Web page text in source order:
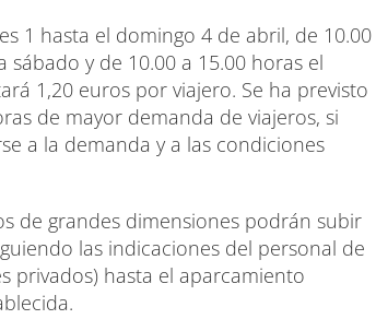
1 hasta el domingo 4 de abril, de 10.00
sábado y de 10.00 a 15.00 horas el
1,20 euros por viajero. Se ha previsto
de mayor demanda de viajeros, si
a la demanda y a las condiciones
de grandes dimensiones podrán subir
las indicaciones del personal de
privados) hasta el aparcamiento